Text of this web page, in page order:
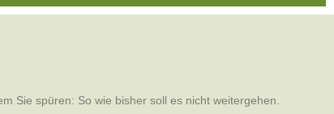
Sie spüren: So wie bisher soll es nicht weitergehen.